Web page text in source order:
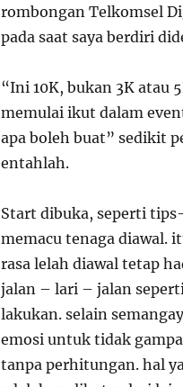
rombongan Telkomsel
pada saat saya berdiri
“Ini 10K, bukan 3K atau
memulai ikut dalam
apa boleh buat” sedikit
entahlah.
Start dibuka, seperti
memacu tenaga diawal.
rasa lelah diawal tetap
jalan – lari – jalan
lakukan. selain
emosi untuk tidak
tanpa perhitungan. hal